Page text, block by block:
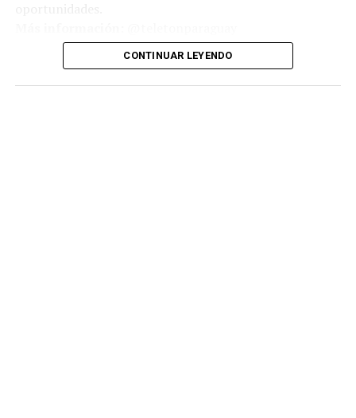
CONTINUAR LEYENDO